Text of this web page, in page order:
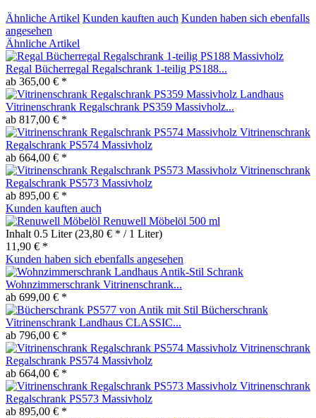
Ähnliche Artikel Kunden kauften auch Kunden haben sich ebenfalls
angesehen
Ähnliche Artikel
Regal Bücherregal Regalschrank 1-teilig PS188...
ab 365,00 € *
Vitrinenschrank Regalschrank PS359 Massivholz...
ab 817,00 € *
Vitrinenschrank
Regalschrank PS574 Massivholz
ab 664,00 € *
Vitrinenschrank
Regalschrank PS573 Massivholz
ab 895,00 € *
Kunden kauften auch
Renuwell Möbelöl 500 ml
Inhalt 0.5 Liter(23,80 € * / 1 Liter)
11,90 € *
Kunden haben sich ebenfalls angesehen
Schrank
Wohnzimmerschrank Vitrinenschrank...
ab 699,00 € *
Bücherschrank
Vitrinenschrank Landhaus CLASSIC...
ab 796,00 € *
Vitrinenschrank
Regalschrank PS574 Massivholz
ab 664,00 € *
Vitrinenschrank
Regalschrank PS573 Massivholz
ab 895,00 € *